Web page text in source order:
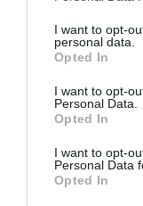
I want to opt-
personal data.
Opted In
I want to opt-
Personal Data.
Opted In
I want to opt-
Personal Data
Opted In